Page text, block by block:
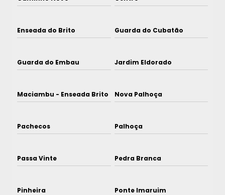
Enseada do Brito Guarda do Cubatão
Guarda do Embau Jardim Eldorado
Maciambu - Enseada Brito Nova Palhoça
Pachecos Palhoça
Passa Vinte Pedra Branca
Pinheira Ponte Imaruim